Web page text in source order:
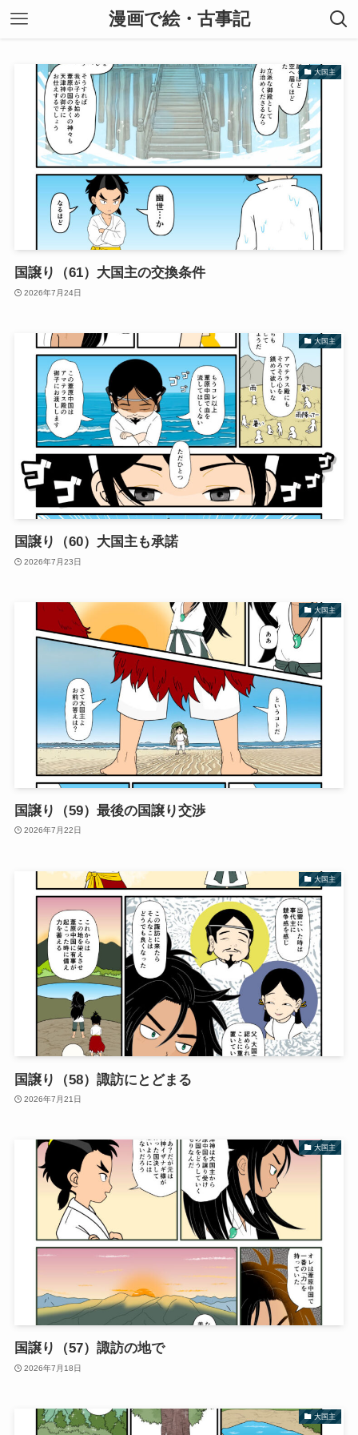
漫画で絵・古事記
大国主
国譲り（61）大国主の交換条件
2026年7月24日
大国主
国譲り（60）大国主も承諾
2026年7月23日
大国主
国譲り（59）最後の国譲り交渉
2026年7月22日
大国主
国譲り（58）諏訪にとどまる
2026年7月21日
大国主
国譲り（57）諏訪の地で
2026年7月18日
大国主